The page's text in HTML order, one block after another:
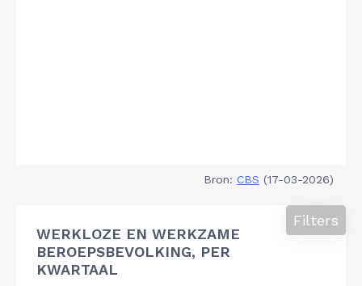
Bron: CBS (17-03-2026)
WERKLOZE EN WERKZAME
BEROEPSBEVOLKING, PER
KWARTAAL
Filters